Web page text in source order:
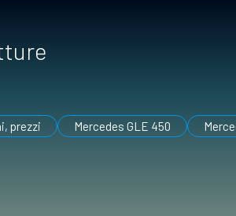
prezzi Mercedes GLE 450